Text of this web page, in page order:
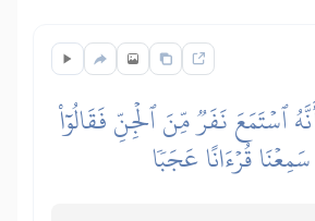
ٱسۡتَمَعَ نَفَرٞ مِّنَ ٱلۡجِنِّ فَقَالُوٓاْ
سَمِعۡنَا قُرۡءَانًا عَجَبٗا